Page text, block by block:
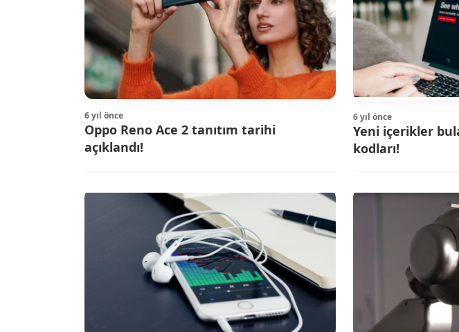
6 yıl önce
Oppo Reno Ace 2 tanıtım tarihi
açıklandı!
6 yıl önce
Yeni içerikler
kodları!